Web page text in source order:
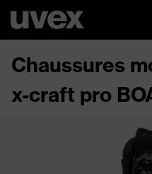
Chaussures
x-craft pro